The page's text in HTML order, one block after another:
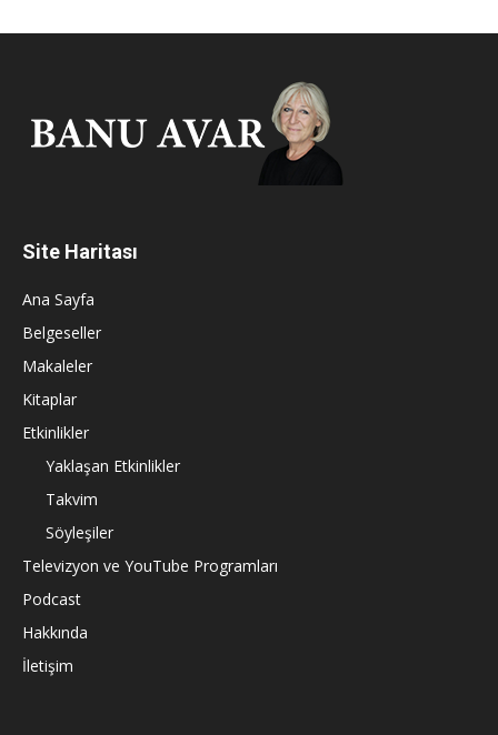
Site Haritası
Ana Sayfa
Belgeseller
Makaleler
Kitaplar
Etkinlikler
Yaklaşan Etkinlikler
Takvim
Söyleşiler
Televizyon ve YouTube Programları
Podcast
Hakkında
İletişim